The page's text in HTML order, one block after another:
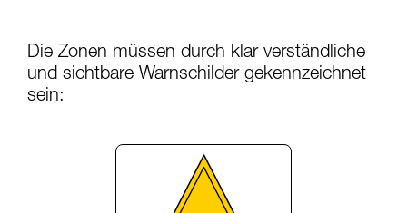
Die Zonen müssen durch klar verständliche
und sichtbare Warnschilder gekennzeichnet
sein: